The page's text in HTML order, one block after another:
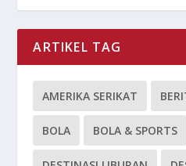
ARTIKEL TAG
AMERIKA SERIKAT
BOLA BOLA & SPORTS